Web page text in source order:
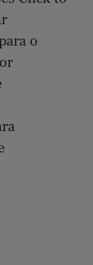
o